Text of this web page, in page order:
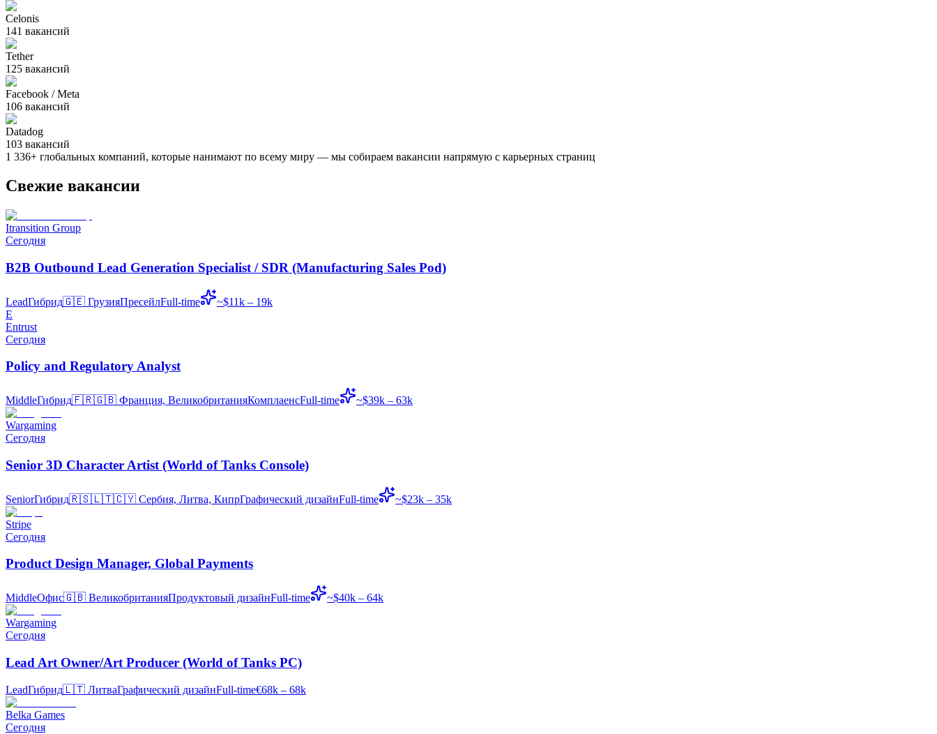
Celonis
141 вакансий
Tether
125 вакансий
Facebook / Meta
106 вакансий
Datadog
103 вакансий
1 336+ глобальных компаний, которые нанимают по всему миру — мы собираем вакансии напрямую с карьерных страниц
Свежие вакансии
Itransition Group
Сегодня
B2B Outbound Lead Generation Specialist / SDR (Manufacturing Sales Pod)
LeadГибрид🇬🇪 ГрузияПресейлFull-time
~$11k – 19k
E
Entrust
Сегодня
Policy and Regulatory Analyst
MiddleГибрид🇫🇷🇬🇧 Франция, ВеликобританияКомплаенсFull-time ~$39k – 63k
Wargaming
Сегодня
Senior 3D Character Artist (World of Tanks Console)
SeniorГибрид🇷🇸🇱🇹🇨🇾 Сербия, Литва, КипрГрафический дизайнFull-time ~$23k – 35k
Stripe
Сегодня
Product Design Manager, Global Payments
MiddleОфис🇬🇧 ВеликобританияПродуктовый дизайнFull-time ~$40k – 64k
Wargaming
Сегодня
Lead Art Owner/Art Producer (World of Tanks PC)
LeadГибрид🇱🇹 ЛитваГрафический дизайнFull-time€68k – 68k
Belka Games
Сегодня